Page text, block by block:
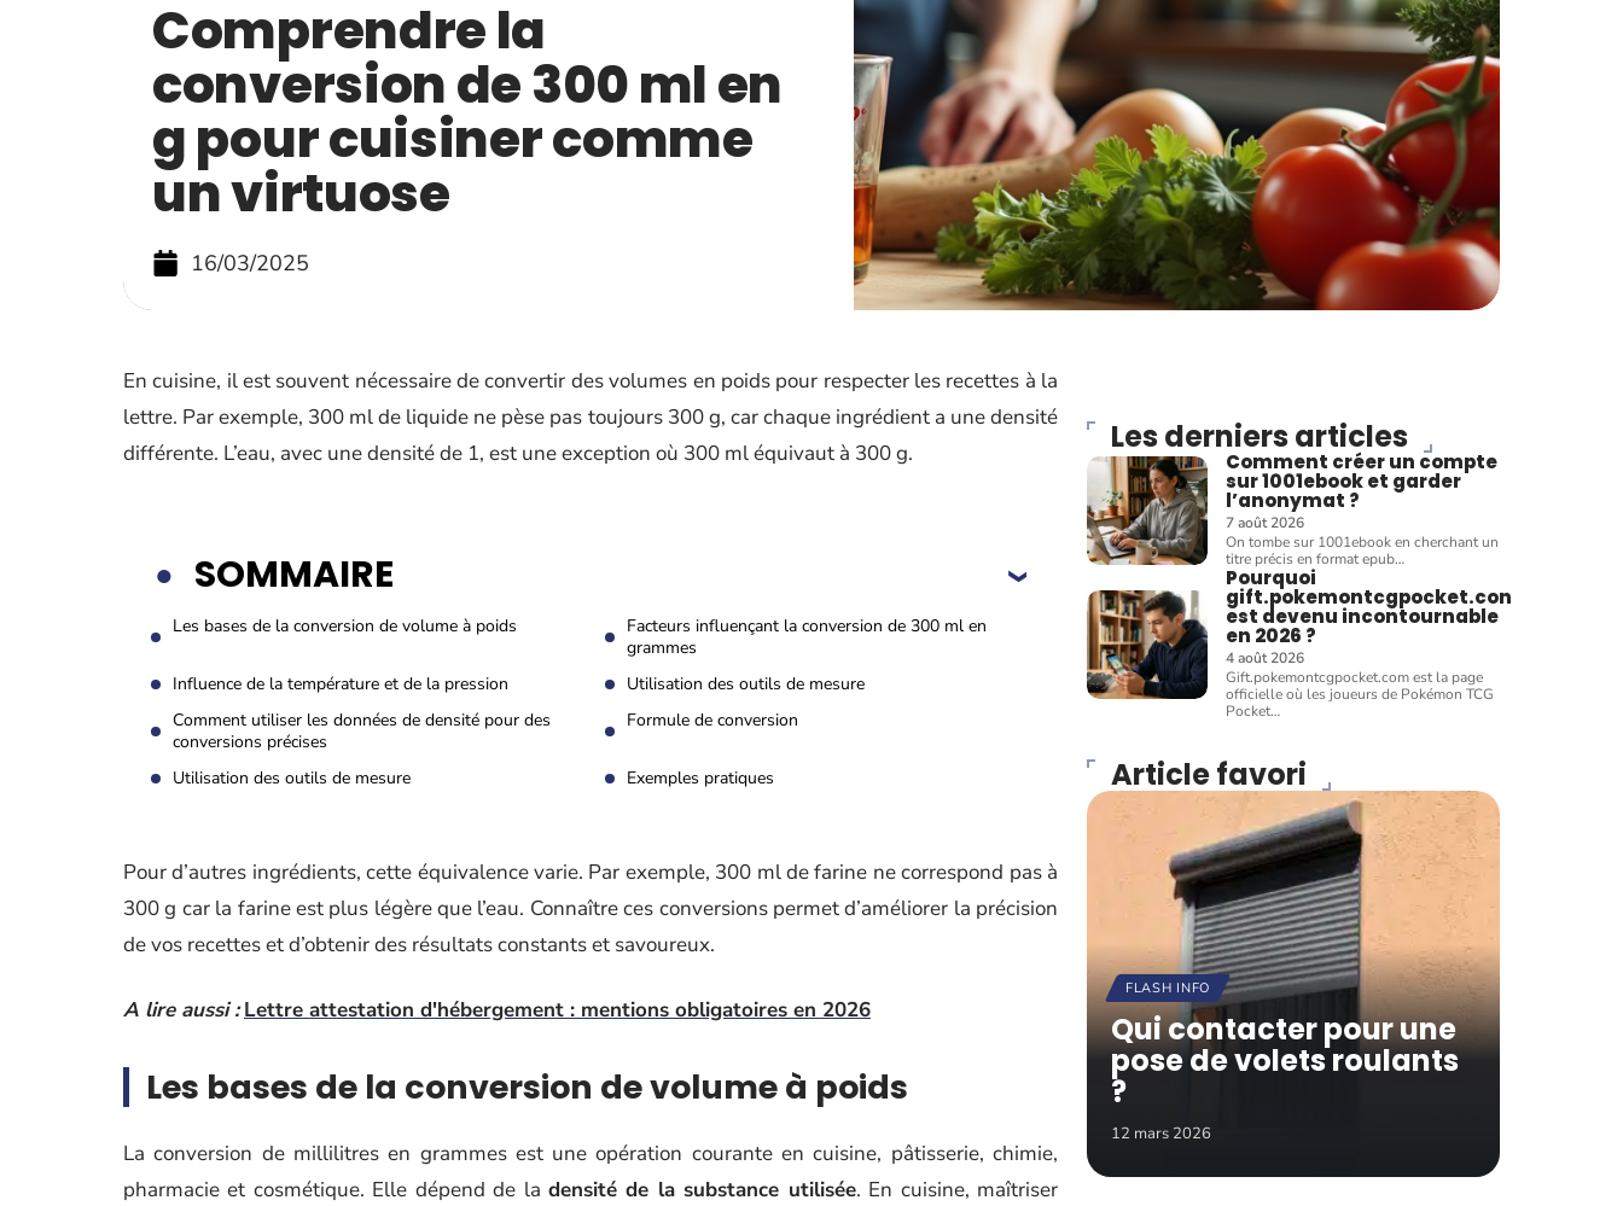
Comprendre la
conversion de 300 ml en
g pour cuisiner comme
un virtuose
16/03/2025
En cuisine, il est souvent nécessaire de convertir des volumes en poids pour respecter les recettes à la
lettre. Par exemple, 300 ml de liquide ne pèse pas toujours 300 g, car chaque ingrédient a une densité
différente. L’eau, avec une densité de 1, est une exception où 300 ml équivaut à 300 g.
SOMMAIRE
Les bases de la conversion de volume à poids
Facteurs influençant la conversion de 300 ml en
grammes
Influence de la température et de la pression
Utilisation des outils de mesure
Comment utiliser les données de densité pour des
conversions précises
Formule de conversion
Utilisation des outils de mesure Exemples pratiques
Pour d’autres ingrédients, cette équivalence varie. Par exemple, 300 ml de farine ne correspond pas à
300 g car la farine est plus légère que l’eau. Connaître ces conversions permet d’améliorer la précision
de vos recettes et d’obtenir des résultats constants et savoureux.
A lire aussi : Lettre attestation d'hébergement : mentions obligatoires en 2026
Les bases de la conversion de volume à poids
La conversion de millilitres en grammes est une opération courante en cuisine, pâtisserie, chimie,
pharmacie et cosmétique. Elle dépend de la densité de la substance utilisée. En cuisine, maîtriser
Les derniers articles
Comment créer un compte
sur 1001ebook et garder
l’anonymat ?
7 août 2026
On tombe sur 1001ebook en cherchant un
titre précis en format epub…
Pourquoi
gift.pokemontcgpocket.con
est devenu incontournable
en 2026 ?
4 août 2026
Gift.pokemontcgpocket.com est la page
officielle où les joueurs de Pokémon TCG
Pocket…
Article favori
FLASH INFO
Qui contacter pour une
pose de volets roulants
?
12 mars 2026